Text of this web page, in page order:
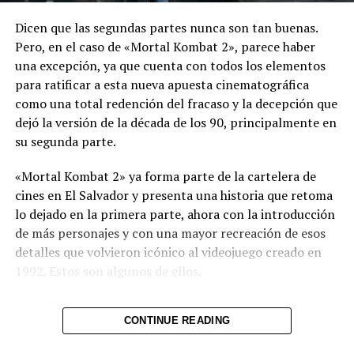
en el «tagadá»
DON'T MISS
Hijo del presidente de Colombia pone en aprietos a su
padre con grave confesión
El videojuego ya se encuentra disponible para
PlayStation 5, Xbox Series X|S y PC mediante Steam y
Epic Games Store.
Comparte esto:
Facebook
Me gusta esto:
Dicen que las segundas partes nunca son tan buenas.
Pero, en el caso de «Mortal Kombat 2», parece haber
una excepción, ya que cuenta con todos los elementos
para ratificar a esta nueva apuesta cinematográfica
como una total redención del fracaso y la decepción que
dejó la versión de la década de los 90, principalmente en
su segunda parte.
«Mortal Kombat 2» ya forma parte de la cartelera de
cines en El Salvador y presenta una historia que retoma
lo dejado en la primera parte, ahora con la introducción
de más personajes y con una mayor recreación de esos
detalles que volvieron icónico al videojuego creado en
1992. Estos son algunos de ellos.
UNA TRAMA RECONOCIBLE
Desde la primera entrega, esta nueva franquicia
CONTINUE READING